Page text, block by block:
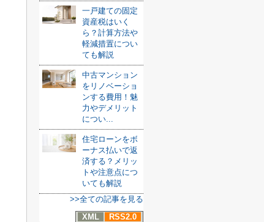
一戸建ての固定
資産税はいく
ら？計算方法や
軽減措置につい
ても解説
中古マンション
をリノベーショ
ンする費用！魅
力やデメリット
につい...
住宅ローンをボ
ーナス払いで返
済する？メリッ
トや注意点につ
いても解説
>>全ての記事を見る
XML
RSS2.0